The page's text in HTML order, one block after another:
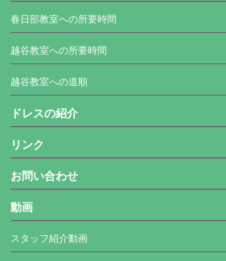
春日部教室への所要時間
越谷教室への所要時間
越谷教室への道順
ドレスの紹介
リンク
お問い合わせ
動画
スタッフ紹介動画